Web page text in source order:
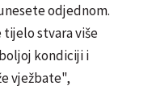
odjednom.
tijelo stvara više
kondiciji i
vježbate",